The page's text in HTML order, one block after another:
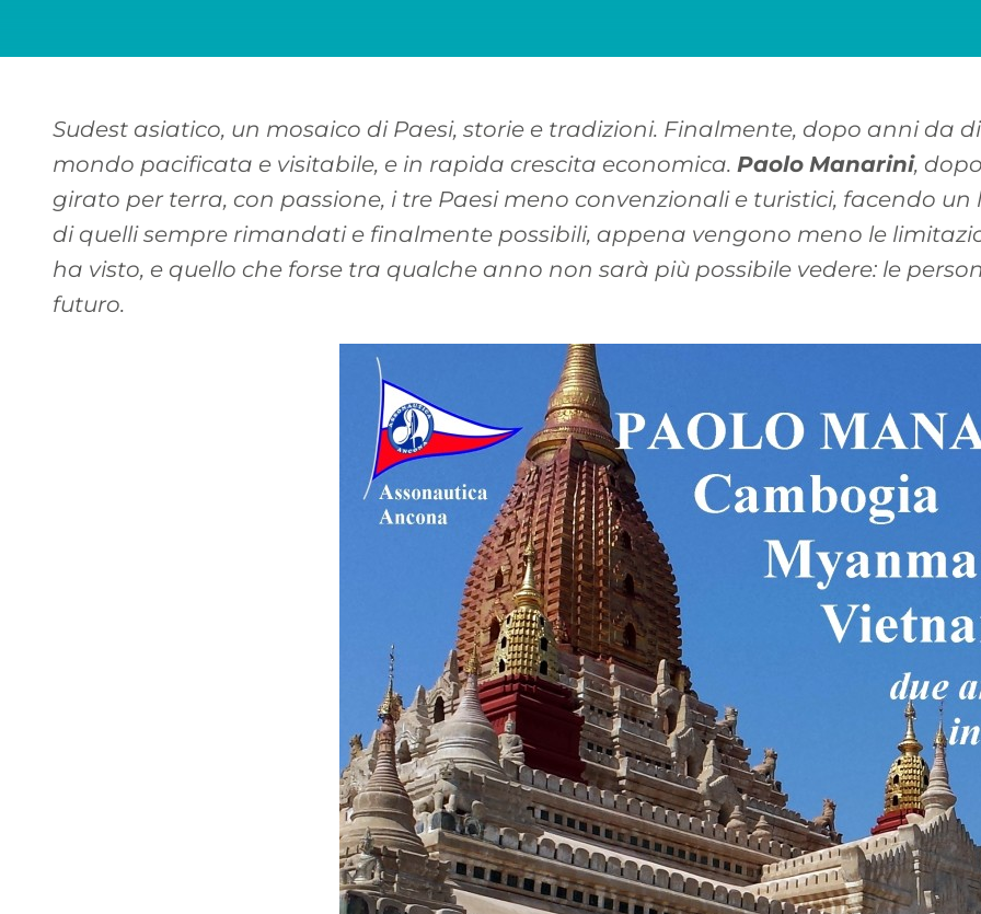
Sudest asiatico, un mosaico di Paesi, storie e tradizioni. Finalmente, dopo anni da
mondo pacificata e visitabile, e in rapida crescita economica. Paolo Manarini,
girato per terra, con passione, i tre Paesi meno convenzionali e turistici, facendo
di quelli sempre rimandati e finalmente possibili, appena vengono meno le
ha visto, e quello che forse tra qualche anno non sarà più possibile vedere: le
futuro.